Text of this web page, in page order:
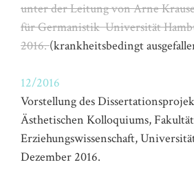
unter der Leitung von Arne
für Germanistik Universität
2016.(krankheitsbedingt
12/2016
Vorstellung des
Ästhetischen Kolloquiums,
Erziehungswissenschaft,
Dezember 2016.